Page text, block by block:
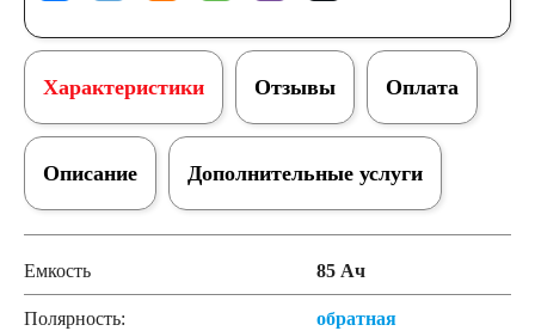
Характеристики
Дополнительные услуги
Отзывы Оплата
Описание
Емкость 85 Ач
Полярность: обратная